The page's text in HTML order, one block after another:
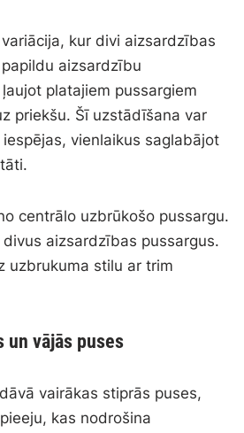
kur divi aizsardzības
aizsardzību
platajiem pussargiem
priekšu. Šī uzstādīšana var
vienlaikus saglabājot
centrālo uzbrūkošo pussargu.
aizsardzības pussargus.
uzbrukuma stilu ar trim
un vājās puses
vairākas stiprās puses,
kas nodrošina